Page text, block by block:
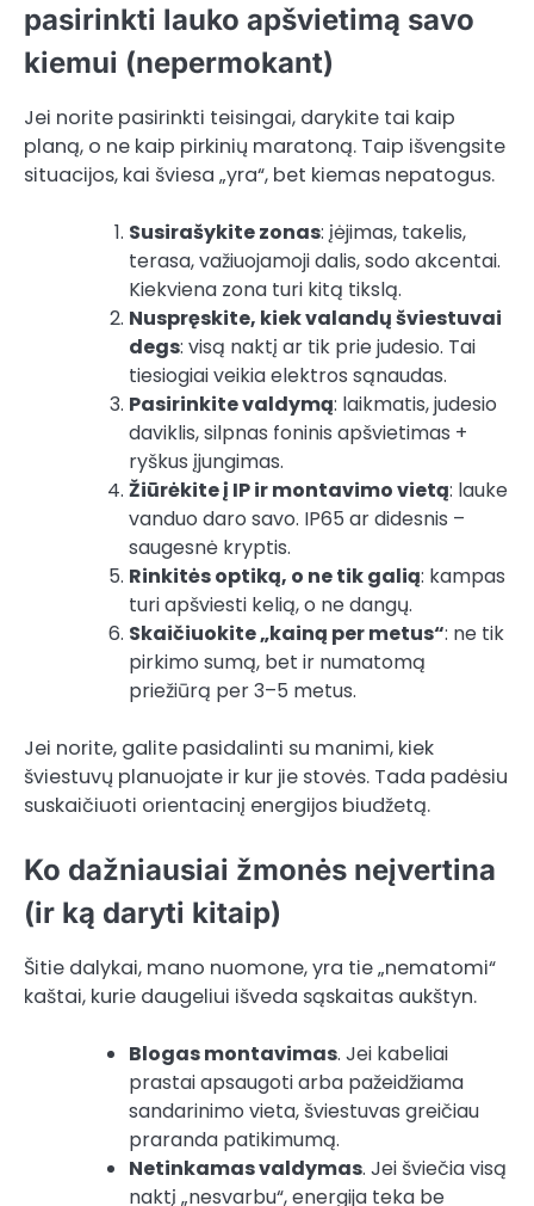
pasirinkti lauko apšvietimą savo
kiemui (nepermokant)
Jei norite pasirinkti teisingai, darykite tai kaip
planą, o ne kaip pirkinių maratoną. Taip išvengsite
situacijos, kai šviesa „yra“, bet kiemas nepatogus.
Susirašykite zonas: įėjimas, takelis,
terasa, važiuojamoji dalis, sodo akcentai.
Kiekviena zona turi kitą tikslą.
Nuspręskite, kiek valandų šviestuvai
degs: visą naktį ar tik prie judesio. Tai
tiesiogiai veikia elektros sąnaudas.
Pasirinkite valdymą: laikmatis, judesio
daviklis, silpnas foninis apšvietimas +
ryškus įjungimas.
Žiūrėkite į IP ir montavimo vietą: lauke
vanduo daro savo. IP65 ar didesnis –
saugesnė kryptis.
Rinkitės optiką, o ne tik galią: kampas
turi apšviesti kelią, o ne dangų.
Skaičiuokite „kainą per metus“: ne tik
pirkimo sumą, bet ir numatomą
priežiūrą per 3–5 metus.
Jei norite, galite pasidalinti su manimi, kiek
šviestuvų planuojate ir kur jie stovės. Tada padėsiu
suskaičiuoti orientacinį energijos biudžetą.
Ko dažniausiai žmonės neįvertina
(ir ką daryti kitaip)
Šitie dalykai, mano nuomone, yra tie „nematomi“
kaštai, kurie daugeliui išveda sąskaitas aukštyn.
Blogas montavimas. Jei kabeliai
prastai apsaugoti arba pažeidžiama
sandarinimo vieta, šviestuvas greičiau
praranda patikimumą.
Netinkamas valdymas. Jei šviečia visą
naktį „nesvarbu“, energija teka be